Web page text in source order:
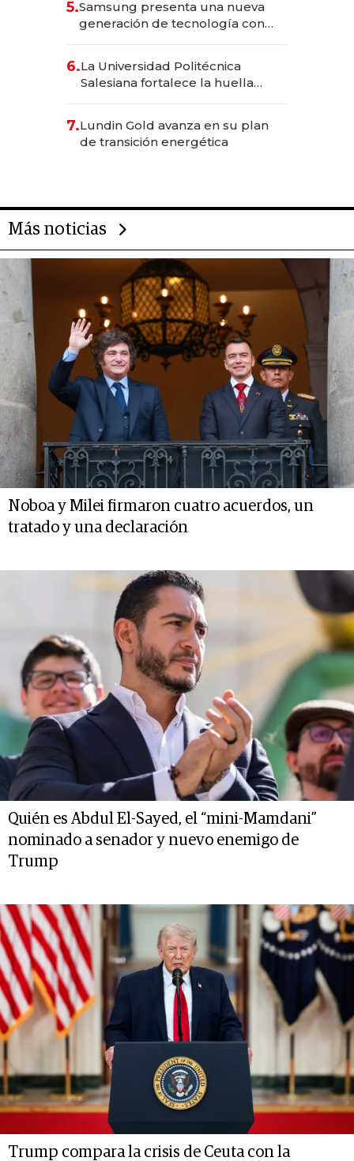
5.Samsung presenta una nueva
generación de tecnología con
6.La Universidad Politécnica
Salesiana fortalece la huella
7.Lundin Gold avanza en su plan
de transición energética
Más noticias
Noboa y Milei firmaron cuatro acuerdos, un
tratado y una declaración
Quién es Abdul El-Sayed, el “mini-Mamdani”
nominado a senador y nuevo enemigo de
Trump
Trump compara la crisis de Ceuta con la